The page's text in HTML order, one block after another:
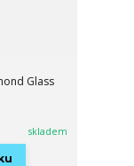
Glass
skladem